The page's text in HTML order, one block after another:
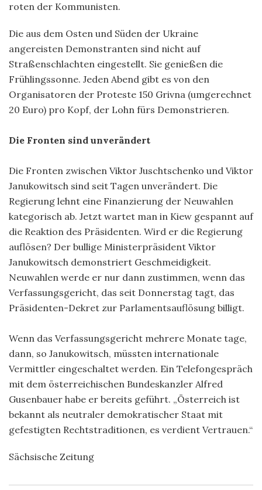
roten der Kommunisten.
Die aus dem Osten und Süden der Ukraine
angereisten Demonstranten sind nicht auf
Straßenschlachten eingestellt. Sie genießen die
Frühlingssonne. Jeden Abend gibt es von den
Organisatoren der Proteste 150 Grivna (umgerechnet
20 Euro) pro Kopf, der Lohn fürs Demonstrieren.
Die Fronten sind unverändert
Die Fronten zwischen Viktor Juschtschenko und Viktor
Janukowitsch sind seit Tagen unverändert. Die
Regierung lehnt eine Finanzierung der Neuwahlen
kategorisch ab. Jetzt wartet man in Kiew gespannt auf
die Reaktion des Präsidenten. Wird er die Regierung
auflösen? Der bullige Ministerpräsident Viktor
Janukowitsch demonstriert Geschmeidigkeit.
Neuwahlen werde er nur dann zustimmen, wenn das
Verfassungsgericht, das seit Donnerstag tagt, das
Präsidenten-Dekret zur Parlamentsauflösung billigt.
Wenn das Verfassungsgericht mehrere Monate tage,
dann, so Janukowitsch, müssten internationale
Vermittler eingeschaltet werden. Ein Telefongespräch
mit dem österreichischen Bundeskanzler Alfred
Gusenbauer habe er bereits geführt. „Österreich ist
bekannt als neutraler demokratischer Staat mit
gefestigten Rechtstraditionen, es verdient Vertrauen.“
Sächsische Zeitung